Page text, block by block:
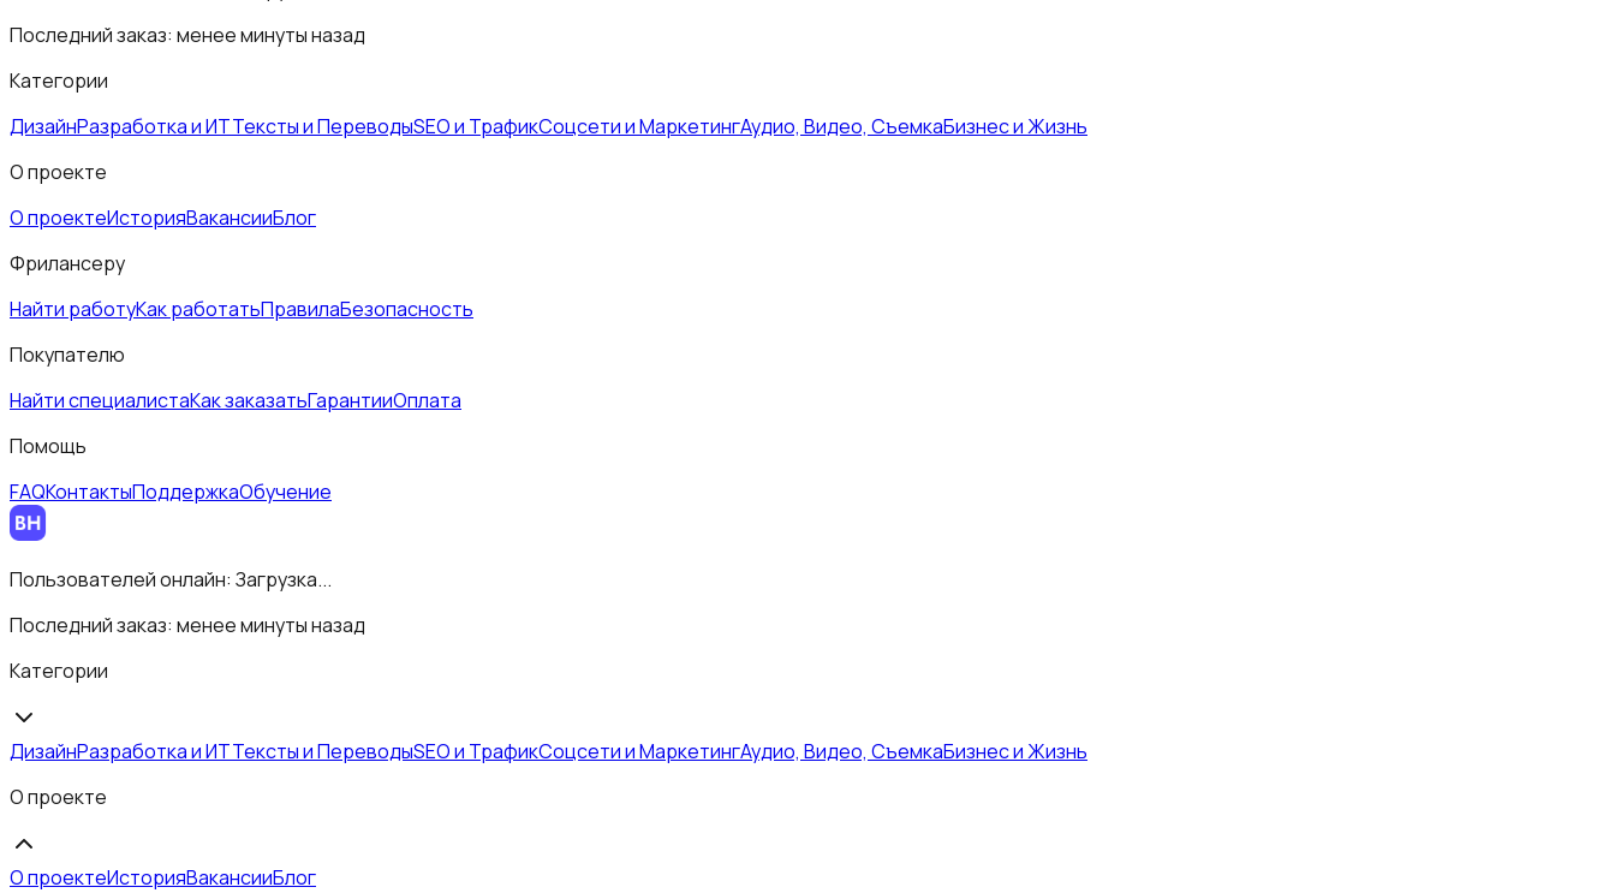
Последний заказ: менее минуты назад
Категории
ДизайнРазработка и ИТТексты и ПереводыSEO и ТрафикСоцсети и МаркетингАудио, Видео, СъемкаБизнес и Жизнь
О проекте
О проектеИсторияВакансииБлог
Фрилансеру
Найти работуКак работатьПравилаБезопасность
Покупателю
Найти специалистаКак заказатьГарантииОплата
Помощь
FAQКонтактыПоддержкаОбучение
Пользователей онлайн: Загрузка...
Последний заказ: менее минуты назад
Категории
ДизайнРазработка и ИТТексты и ПереводыSEO и ТрафикСоцсети и МаркетингАудио, Видео, СъемкаБизнес и Жизнь
О проекте
О проектеИсторияВакансииБлог